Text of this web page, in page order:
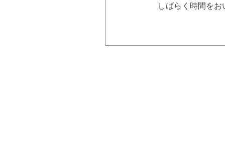
しばらく時間を